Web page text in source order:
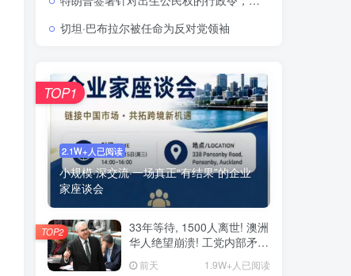
切坦·巴布拉尔被任命为反对党领袖
2.1W+人已阅读
小规模·深交流·一场真正“有结果”的企业
家座谈会
TOP1
33年等待, 1500人离世! 澳洲
华人绝望崩溃! 工党内部矛
前天 1.9W+人已阅读
TOP2